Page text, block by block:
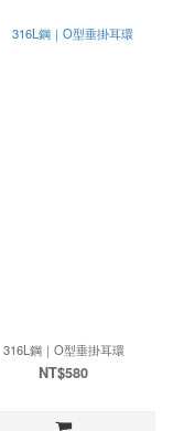
316L鋼｜O型垂掛耳環
NT$580